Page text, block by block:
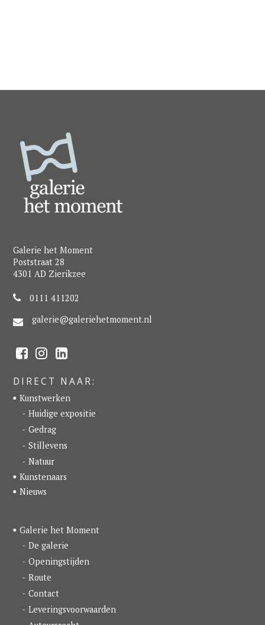
Galerie het Moment
Poststraat 28
4301 AD Zierikzee
0111 411202
galerie@galeriehetmoment.nl
F
a
e
b
o
o
k
t
a
g
r
a
m
L
i
k
e
d
I
n
DIRECT NAAR:
Kunstwerken
Huidige expositie
Gedrag
Stillevens
Natuur
Kunstenaars
Nieuws
Galerie het Moment
De galerie
Openingstijden
Route
Contact
Leveringsvoorwaarden